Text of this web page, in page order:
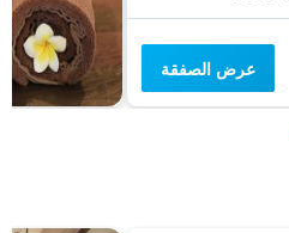
عرض الصفقة